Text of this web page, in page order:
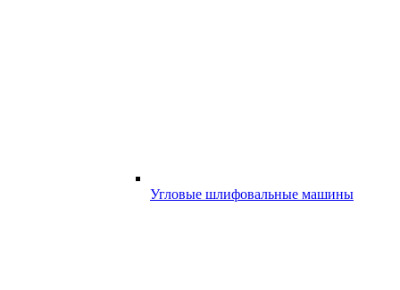
Угловые шлифовальные машины